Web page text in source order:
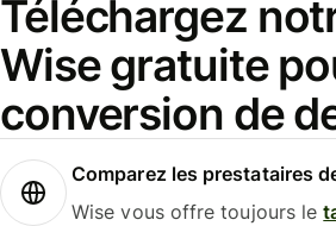
Téléchargez
Wise gratuite
conversion de
Comparez les prestataires
Wise vous offre toujours le